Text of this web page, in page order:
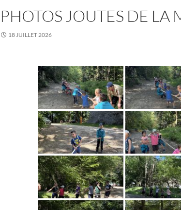
PHOTOS JOUTES DE LA
18 JUILLET 2026